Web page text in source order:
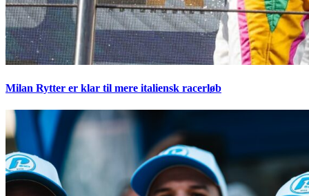
Milan Rytter er klar til mere italiensk racerløb